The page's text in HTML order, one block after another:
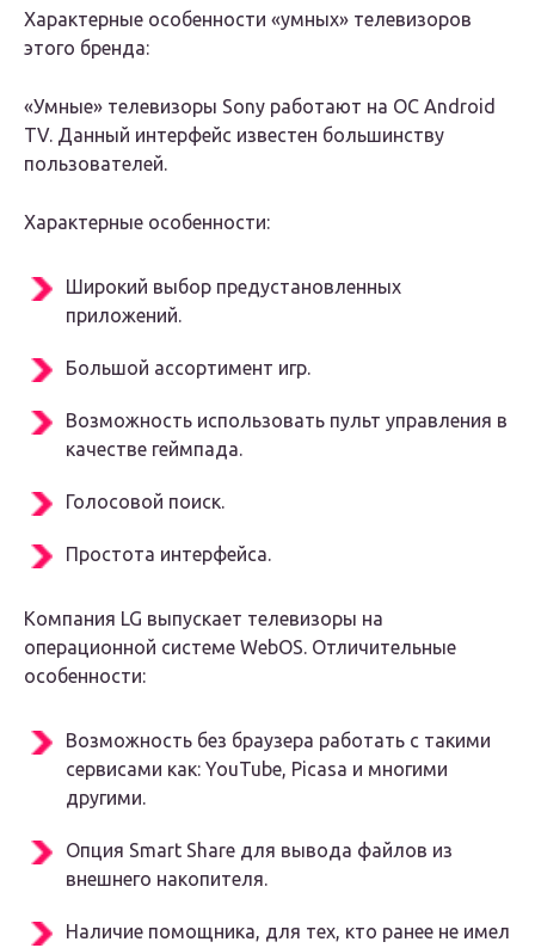
Характерные особенности «умных» телевизоров
этого бренда:
«Умные» телевизоры Sony работают на ОС Android
TV. Данный интерфейс известен большинству
пользователей.
Характерные особенности:
Широкий выбор предустановленных
приложений.
Большой ассортимент игр.
Возможность использовать пульт управления в
качестве геймпада.
Голосовой поиск.
Простота интерфейса.
Компания LG выпускает телевизоры на
операционной системе WebOS. Отличительные
особенности:
Возможность без браузера работать с такими
сервисами как: YouTube, Picasa и многими
другими.
Опция Smart Share для вывода файлов из
внешнего накопителя.
Наличие помощника, для тех, кто ранее не имел